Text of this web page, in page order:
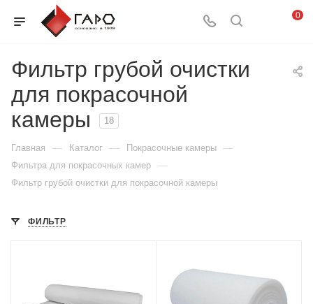
0
Фильтр грубой очистки
для покрасочной
камеры
18
Главная — Каталог — Покрасочные камеры —
Фильтра для покрасочных камер —
Фильтр грубой очистки для покрасочной камеры
ФИЛЬТР